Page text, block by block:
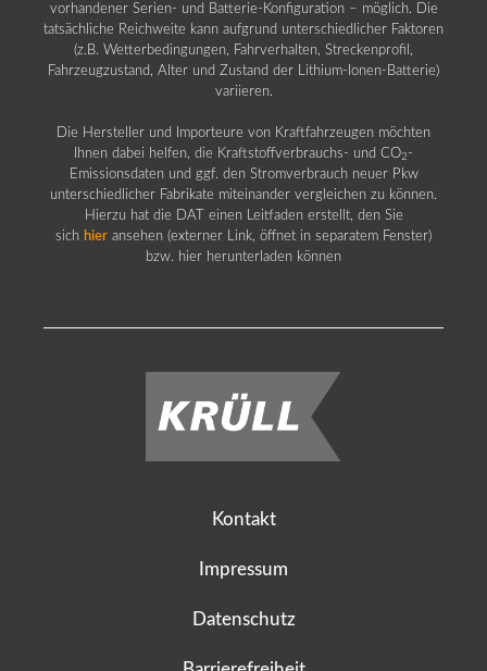
vorhandener Serien- und Batterie-Konfiguration – möglich. Die
tatsächliche Reichweite kann aufgrund unterschiedlicher Faktoren
(z.B. Wetterbedingungen, Fahrverhalten, Streckenprofil,
Fahrzeugzustand, Alter und Zustand der Lithium-Ionen-Batterie)
variieren.
Die Hersteller und Importeure von Kraftfahrzeugen möchten
Ihnen dabei helfen, die Kraftstoffverbrauchs- und CO2 -
Emissionsdaten und ggf. den Stromverbrauch neuer Pkw
unterschiedlicher Fabrikate miteinander vergleichen zu können.
Hierzu hat die DAT einen Leitfaden erstellt, den Sie
sich hier ansehen (externer Link, öffnet in separatem Fenster)
bzw. hier herunterladen können
Kontakt
Impressum
Datenschutz